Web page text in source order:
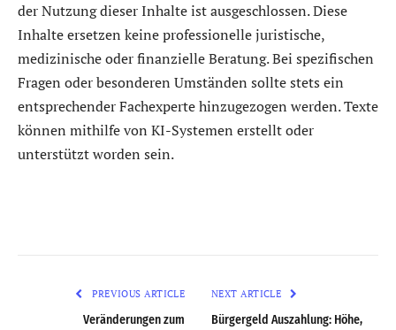
der Nutzung dieser Inhalte ist ausgeschlossen. Diese
Inhalte ersetzen keine professionelle juristische,
medizinische oder finanzielle Beratung. Bei spezifischen
Fragen oder besonderen Umständen sollte stets ein
entsprechender Fachexperte hinzugezogen werden. Texte
können mithilfe von KI-Systemen erstellt oder
unterstützt worden sein.
PREVIOUS ARTICLE
Veränderungen zum
NEXT ARTICLE
Bürgergeld Auszahlung: Höhe,